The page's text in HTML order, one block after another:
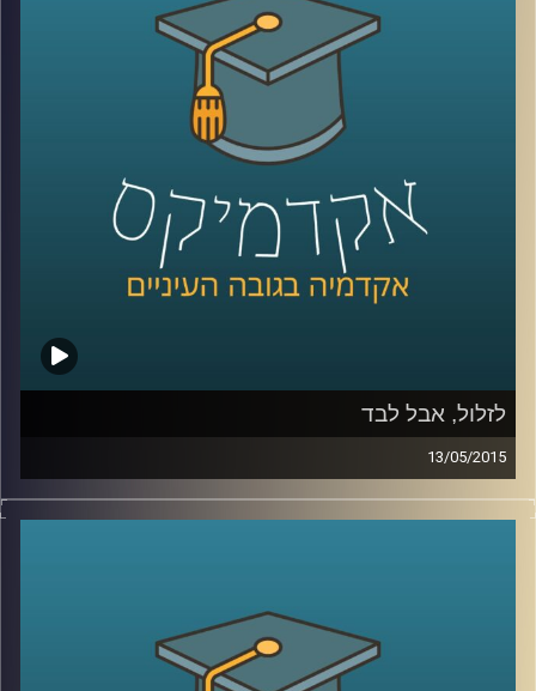
מתאימים לעולם הדיגיטלי ולשינויים הרבים
והמהירים המתרחשים בו? אילו תכונות כדאי
לשפר ולטפח על מנת להשתלב בשוק העבודה
הנוכחי, שדורש גמישות רבה ?
קרדיט תמונות: AudioVersity
לזלול, אבל לבד
13/05/2015
ליאור זלמנסון עוסק בתרבות הוירטואלית
האם פרסום הוא המודל העסקי היחיד האפשרי?
באמנות הוא מייסד ומוביל את פסטיבל
בסינמטק חולון, העוסק בהשפעות